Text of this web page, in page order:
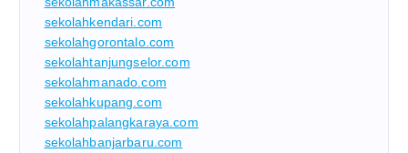
sekolahkendari.com
sekolahgorontalo.com
sekolahtanjungselor.com
sekolahmanado.com
sekolahkupang.com
sekolahpalangkaraya.com
sekolahbanjarbaru.com